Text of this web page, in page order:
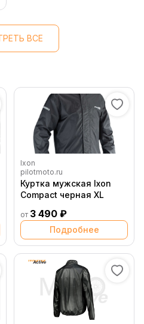
ВСЕ
Ixon
pilotmoto.ru
Куртка мужская Ixon
Compact черная XL
от 3 490 ₽
Подробнее